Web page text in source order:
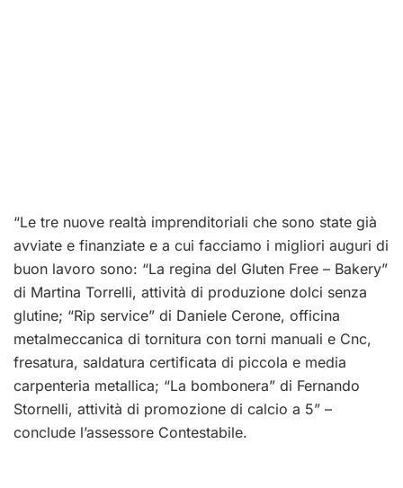
“Le tre nuove realtà imprenditoriali che sono state già
avviate e finanziate e a cui facciamo i migliori auguri di
buon lavoro sono: “La regina del Gluten Free – Bakery”
di Martina Torrelli, attività di produzione dolci senza
glutine; “Rip service” di Daniele Cerone, officina
metalmeccanica di tornitura con torni manuali e Cnc,
fresatura, saldatura certificata di piccola e media
carpenteria metallica; “La bombonera” di Fernando
Stornelli, attività di promozione di calcio a 5” –
conclude l’assessore Contestabile.